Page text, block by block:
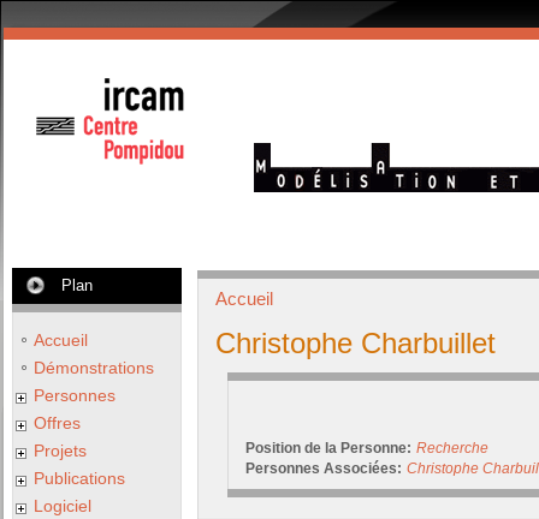
Plan
Accueil
Démonstrations
Personnes
Offres
Projets
Publications
Logiciel
Accueil
Christophe Charbuillet
Position de la Personne: Recherche
Personnes Associées: Christophe